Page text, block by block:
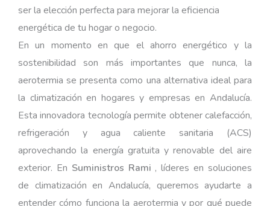
ser la elección perfecta para mejorar la eficiencia
energética de tu hogar o negocio.
En un momento en que el ahorro energético y la
sostenibilidad son más importantes que nunca, la
aerotermia se presenta como una alternativa ideal para
la climatización en hogares y empresas en Andalucía.
Esta innovadora tecnología permite obtener calefacción,
refrigeración y agua caliente sanitaria (ACS)
aprovechando la energía gratuita y renovable del aire
exterior. En Suministros Rami , líderes en soluciones
de climatización en Andalucía, queremos ayudarte a
entender cómo funciona la aerotermia y por qué puede